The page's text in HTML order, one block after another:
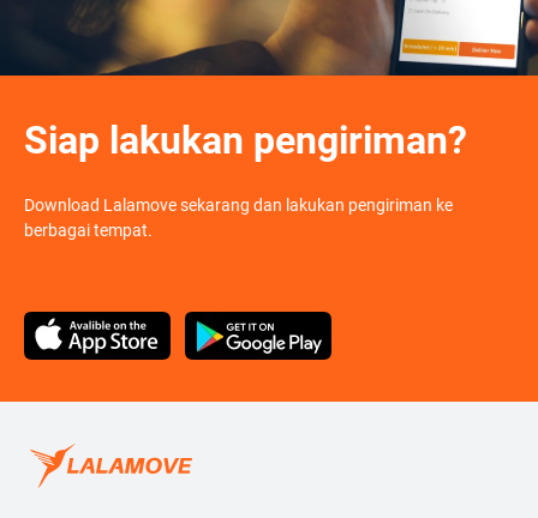
Siap lakukan pengiriman?
Download Lalamove sekarang dan lakukan pengiriman ke
berbagai tempat.